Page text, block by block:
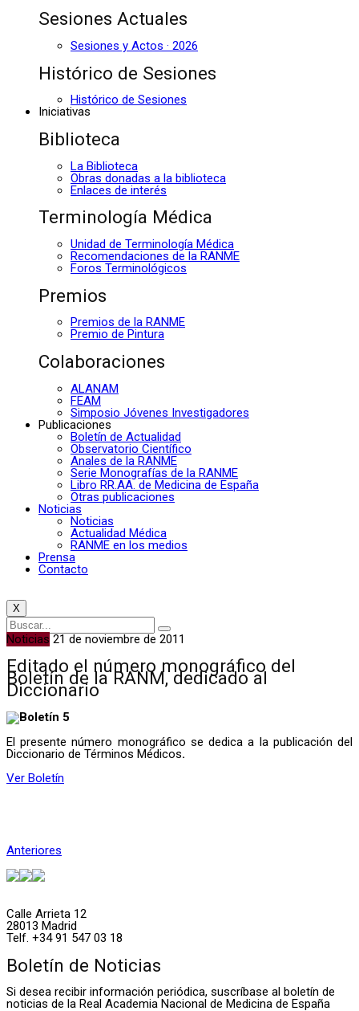
Sesiones Actuales
Sesiones y Actos · 2026
Histórico de Sesiones
Histórico de Sesiones
Iniciativas
Biblioteca
La Biblioteca
Obras donadas a la biblioteca
Enlaces de interés
Terminología Médica
Unidad de Terminología Médica
Recomendaciones de la RANME
Foros Terminológicos
Premios
Premios de la RANME
Premio de Pintura
Colaboraciones
ALANAM
FEAM
Simposio Jóvenes Investigadores
Publicaciones
Boletín de Actualidad
Observatorio Científico
Anales de la RANME
Serie Monografías de la RANME
Libro RR.AA. de Medicina de España
Otras publicaciones
Noticias
Noticias
Actualidad Médica
RANME en los medios
Prensa
Contacto
X
Noticias 21 de noviembre de 2011
Editado el número monográfico del
Boletín de la RANM, dedicado al
Diccionario
El presente número monográfico se dedica a la publicación del
Diccionario de Términos Médicos.
Ver Boletín
Anteriores
Calle Arrieta 12
28013 Madrid
Telf. +34 91 547 03 18
Boletín de Noticias
Si desea recibir información periódica, suscríbase al boletín de
noticias de la Real Academia Nacional de Medicina de España